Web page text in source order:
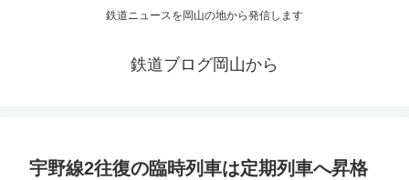
鉄道ニュースを岡山の地から発信します
鉄道ブログ岡山から
宇野線2往復の臨時列車は定期列車へ昇格